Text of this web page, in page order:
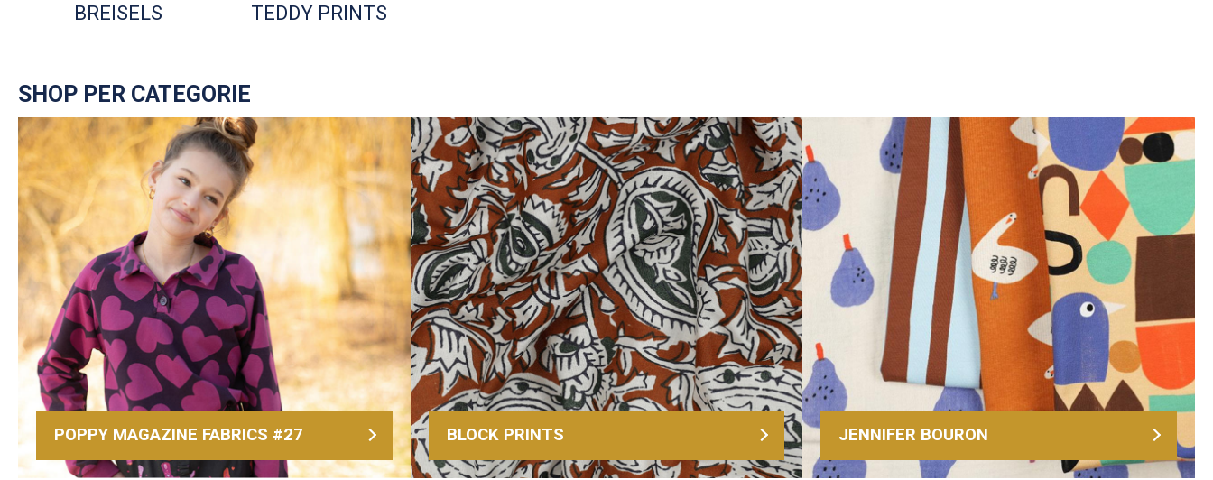
BREISELS TEDDY PRINTS
SHOP PER CATEGORIE
POPPY MAGAZINE FABRICS #27 BLOCK PRINTS JENNIFER BOURON